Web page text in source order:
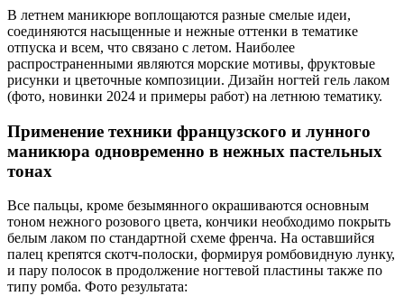
В летнем маникюре воплощаются разные смелые идеи,
соединяются насыщенные и нежные оттенки в тематике
отпуска и всем, что связано с летом. Наиболее
распространенными являются морские мотивы, фруктовые
рисунки и цветочные композиции. Дизайн ногтей гель лаком
(фото, новинки 2024 и примеры работ) на летнюю тематику.
Применение техники французского и лунного
маникюра одновременно в нежных пастельных
тонах
Все пальцы, кроме безымянного окрашиваются основным
тоном нежного розового цвета, кончики необходимо покрыть
белым лаком по стандартной схеме френча. На оставшийся
палец крепятся скотч-полоски, формируя ромбовидную лунку,
и пару полосок в продолжение ногтевой пластины также по
типу ромба. Фото результата: